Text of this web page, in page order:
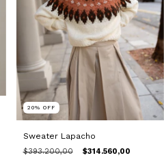
20% OFF
Sweater Lapacho
$393.200,00 $314.560,00